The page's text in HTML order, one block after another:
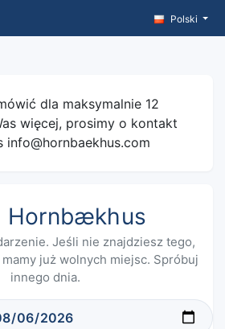
Polski
dla maksymalnie 12
więcej, prosimy o kontakt
info@hornbaekhus.com
Hornbækhus
Jeśli nie znajdziesz tego,
już wolnych miejsc. Spróbuj
innego dnia.